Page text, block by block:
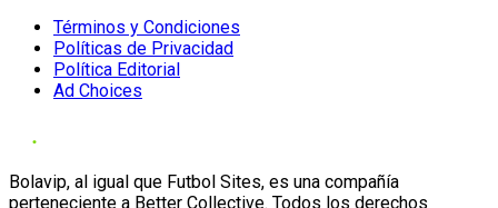
Términos y Condiciones
Políticas de Privacidad
Política Editorial
Ad Choices
Bolavip, al igual que Futbol Sites, es una compañía
perteneciente a Better Collective. Todos los derechos